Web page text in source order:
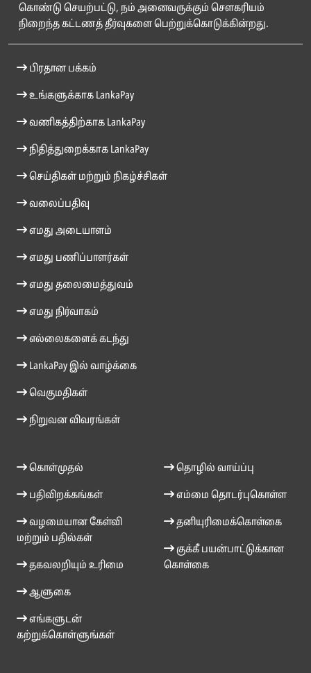
கொண்டு செயற்பட்டு, நம் அனைவருக்கும் சௌகரியம்
நிறைந்த கட்டணத் தீர்வுகளை பெற்றுக்கொடுக்கின்றது.
பிரதான பக்கம்
உங்களுக்காக LankaPay
வணிகத்திற்காக LankaPay
நிதித்துறைக்காக LankaPay
செய்திகள் மற்றும் நிகழ்ச்சிகள்
வலைப்பதிவு
எமது அடையாளம்
எமது பணிப்பாளர்கள்
எமது தலைமைத்துவம்
எமது நிர்வாகம்
எல்லைகளைக் கடந்து
LankaPay இல் வாழ்க்கை
வெகுமதிகள்
நிறுவன விவரங்கள்
கொள்முதல்
பதிவிறக்கங்கள்
வழமையான கேள்வி
மற்றும் பதில்கள்
தகவலறியும் உரிமை
ஆளுகை
எங்களுடன்
கற்றுக்கொள்ளுங்கள்
தொழில் வாய்ப்பு
எம்மை தொடர்புகொள்ள
தனியுரிமைக்கொள்கை
குக்கீ பயன்பாட்டுக்கான
கொள்கை